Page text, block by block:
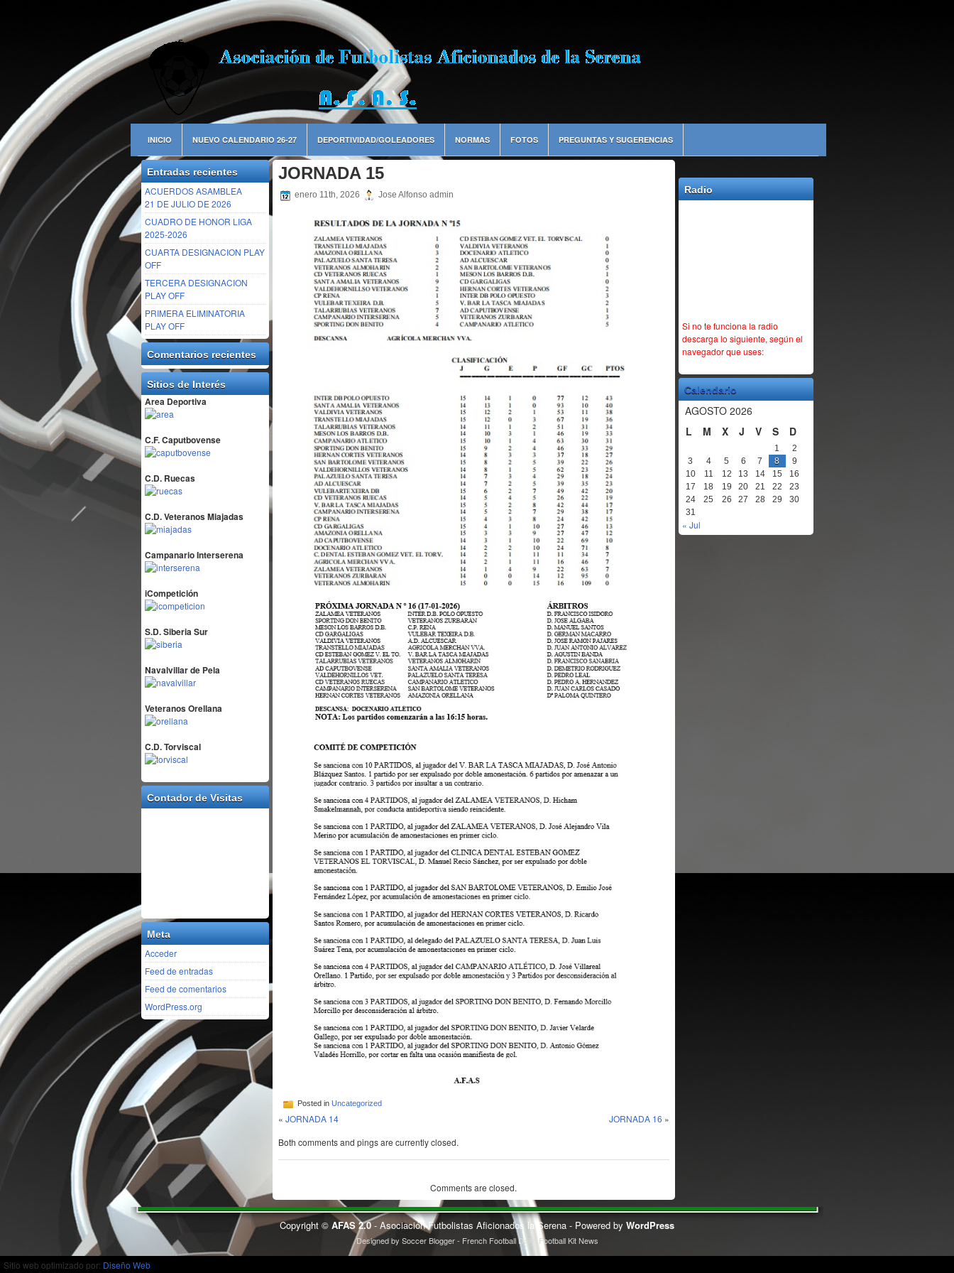
INICIO NUEVO CALENDARIO 26-27 DEPORTIVIDAD/GOLEADORES NORMAS FOTOS PREGUNTAS Y SUGERENCIAS
Entradas recientes
ACUERDOS ASAMBLEA
21 DE JULIO DE 2026
CUADRO DE HONOR LIGA
2025-2026
CUARTA DESIGNACION PLAY
OFF
TERCERA DESIGNACION
PLAY OFF
PRIMERA ELIMINATORIA
PLAY OFF
Comentarios recientes
Sitios de Interés
Area Deportiva
C.F. Caputbovense
C.D. Ruecas
C.D. Veteranos Miajadas
Campanario Interserena
iCompetición
S.D. Siberia Sur
Navalvillar de Pela
Veteranos Orellana
C.D. Torviscal
Contador de Visitas
Meta
Acceder
Feed de entradas
Feed de comentarios
WordPress.org
JORNADA 15
enero 11th, 2026 Jose Alfonso admin
Posted in Uncategorized
« JORNADA 14 JORNADA 16 »
Both comments and pings are currently closed.
Comments are closed.
Radio
Si no te funciona la radio
descarga lo siguiente, según el
navegador que uses:
Calendario
AGOSTO 2026
L
M X J V S D
1
2
3
4 5 6 7 8
9
10
11 12 13 14 15
16
17
18 19 20 21 22
23
24
25 26 27 28 29
30
31
« Jul
Copyright © AFAS 2.0- Asociación Futbolistas Aficionados la Serena - Powered by WordPress
Designed by Soccer Blogger- French Football Daily ,Football Kit News
Sitio web optimizado por: Diseño Web